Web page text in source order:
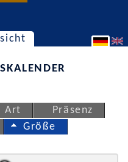
Art
Präsenz
Größe